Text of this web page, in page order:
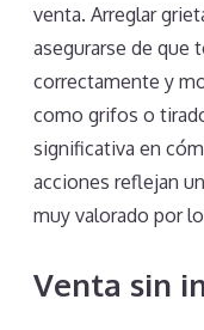
venta. Arreglar
asegurarse de que
correctamente y
como grifos o
significativa en
acciones reflejan
muy valorado por
Venta sin